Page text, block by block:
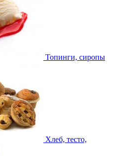
Топинги, сиропы
Хлеб, тесто,